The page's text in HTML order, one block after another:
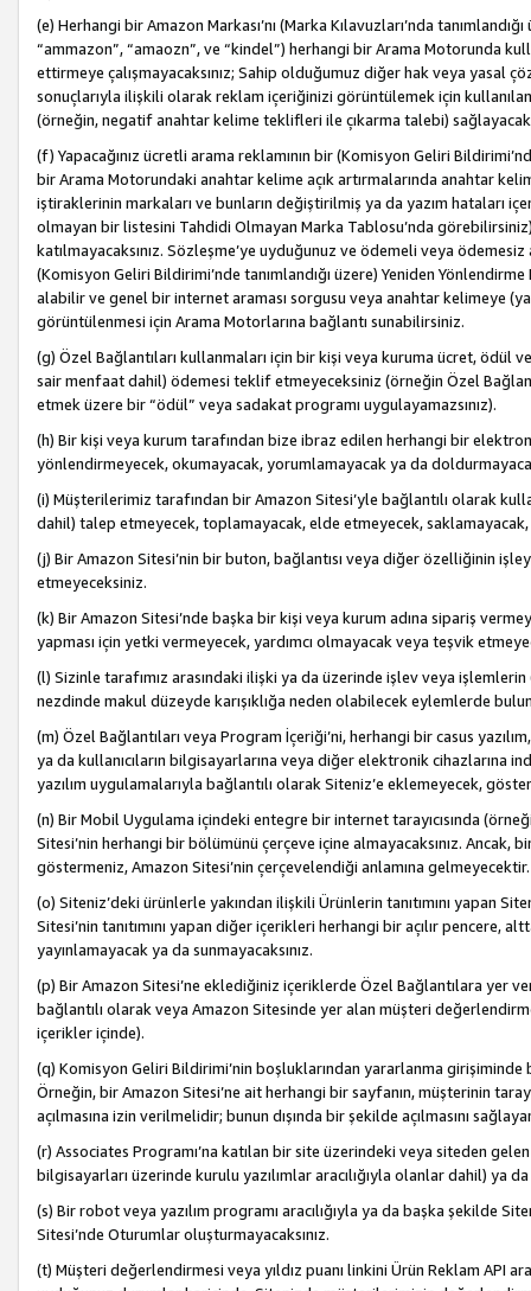
(e) Herhangi bir Amazon Markası’nı (Marka Kılavuzları’nda
“ammazon”, “amaozn”, ve “kindel”) herhangi bir Arama Motorunda
ettirmeye çalışmayacaksınız; Sahip olduğumuz diğer hak veya yasal
sonuçlarıyla ilişkili olarak reklam içeriğinizi görüntülemek için
(örneğin, negatif anahtar kelime teklifleri ile çıkarma talebi)
(f) Yapacağınız ücretli arama reklamının bir (Komisyon Geliri
bir Arama Motorundaki anahtar kelime açık artırmalarında anahtar
iştiraklerinin markaları ve bunların değiştirilmiş ya da yazım hataları
olmayan bir listesini Tahdidi Olmayan Marka Tablosu’nda
katılmayacaksınız. Sözleşme’ye uyduğunuz ve ödemeli veya
(Komisyon Geliri Bildirimi’nde tanımlandığı üzere) Yeniden
alabilir ve genel bir internet araması sorgusu veya anahtar kelimeye
görüntülenmesi için Arama Motorlarına bağlantı sunabilirsiniz.
(g) Özel Bağlantıları kullanmaları için bir kişi veya kuruma ücret, ödül
sair menfaat dahil) ödemesi teklif etmeyeceksiniz (örneğin Özel
etmek üzere bir “ödül” veya sadakat programı uygulayamazsınız).
(h) Bir kişi veya kurum tarafından bize ibraz edilen herhangi bir
yönlendirmeyecek, okumayacak, yorumlamayacak ya da
(i) Müşterilerimiz tarafından bir Amazon Sitesi’yle bağlantılı olarak
dahil) talep etmeyecek, toplamayacak, elde etmeyecek,
(j) Bir Amazon Sitesi’nin bir buton, bağlantısı veya diğer özelliğinin
etmeyeceksiniz.
(k) Bir Amazon Sitesi’nde başka bir kişi veya kurum adına sipariş
yapması için yetki vermeyecek, yardımcı olmayacak veya teşvik
(l) Sizinle tarafımız arasındaki ilişki ya da üzerinde işlev veya
nezdinde makul düzeyde karışıklığa neden olabilecek eylemlerde
(m) Özel Bağlantıları veya Program İçeriği’ni, herhangi bir casus
ya da kullanıcıların bilgisayarlarına veya diğer elektronik
yazılım uygulamalarıyla bağlantılı olarak Siteniz’e eklemeyecek,
(n) Bir Mobil Uygulama içindeki entegre bir internet tarayıcısında
Sitesi’nin herhangi bir bölümünü çerçeve içine almayacaksınız. Ancak,
göstermeniz, Amazon Sitesi’nin çerçevelendiği anlamına gelmeyecektir.
(o) Siteniz’deki ürünlerle yakından ilişkili Ürünlerin tanıtımını yapan
Sitesi’nin tanıtımını yapan diğer içerikleri herhangi bir açılır pencere,
yayınlamayacak ya da sunmayacaksınız.
(p) Bir Amazon Sitesi’ne eklediğiniz içeriklerde Özel Bağlantılara yer
bağlantılı olarak veya Amazon Sitesinde yer alan müşteri
içerikler içinde).
(q) Komisyon Geliri Bildirimi’nin boşluklarından yararlanma
Örneğin, bir Amazon Sitesi’ne ait herhangi bir sayfanın, müşterinin
açılmasına izin verilmelidir; bunun dışında bir şekilde açılmasını
(r) Associates Programı’na katılan bir site üzerindeki veya siteden
bilgisayarları üzerinde kurulu yazılımlar aracılığıyla olanlar dahil) ya
(s) Bir robot veya yazılım programı aracılığıyla ya da başka şekilde
Sitesi’nde Oturumlar oluşturmayacaksınız.
(t) Müşteri değerlendirmesi veya yıldız puanı linkini Ürün Reklam API